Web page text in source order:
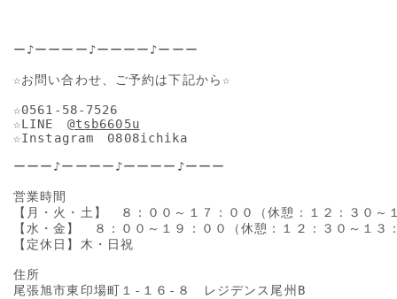
ー♪ーーーー♪ーーーー♪ーーー
☆お問い合わせ、ご予約は下記から☆
☆0561-58-7526
☆LINE @tsb6605u
☆Instagram　0808ichika
ーーー♪ーーーー♪ーーーー♪ーーー
営業時間
【月・火・土】　８：００～１７：００（休憩：１２：３０～
【水・金】　８：００～１９：００（休憩：１２：３０～１３
【定休日】木・日祝
住所
尾張旭市東印場町１-１６-８　レジデンス尾州B